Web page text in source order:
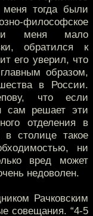
тогда были
философское
меня мало
обратился к
его уверил, что
образом,
в России.
что если
сам решает эти
отделения в
в столице такое
ни
вред может
недоволен.
Рачковским
совещания. “4-5